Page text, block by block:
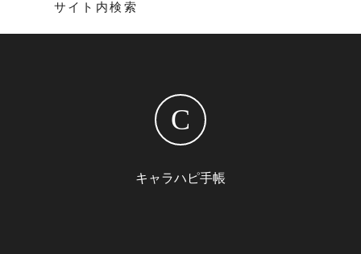
サイト内検索
C
キャラハピ手帳